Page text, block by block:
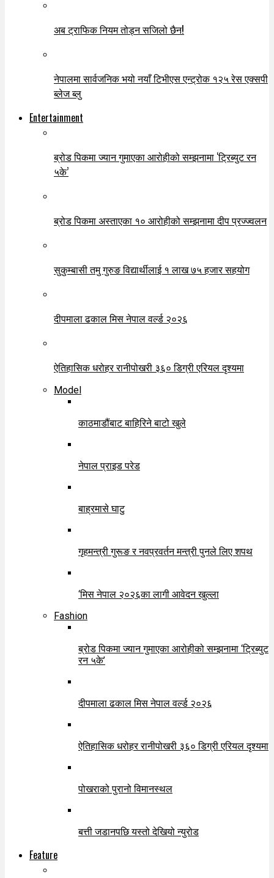
अब ट्राफिक नियम तोड्न सजिलो छैन!
नेपालमा सार्वजनिक भयो नयाँ टिभीएस एन्ट्रोक १२५ रेस एक्सपी
ब्लेज ब्लु
Entertainment
ब्रोड पिकमा ज्यान गुमाएका आरोहीको सम्झनामा ‘ट्रिब्युट रन
५के’
ब्रोड पिकमा अस्ताएका १० आरोहीको सम्झनामा दीप प्रज्ज्वलन
सुकुम्बासी तमु गुरुङ विद्यार्थीलाई १ लाख ७५ हजार सहयोग
दीपमाला ढकाल मिस नेपाल वर्ल्ड २०२६
ऐतिहासिक धरोहर रानीपोखरी ३६० डिग्री एरियल दृश्यमा
Model
काठमाडौंबाट बाहिरिने बाटो खुले
नेपाल प्राइड परेड
बाह्रमासे घाटु
गृहमन्त्री गुरूङ र नवप्रवर्तन मन्त्री पुनले लिए शपथ
‘मिस नेपाल २०२६का लागी आवेदन खुल्ला
Fashion
ब्रोड पिकमा ज्यान गुमाएका आरोहीको सम्झनामा ‘ट्रिब्युट
रन ५के’
दीपमाला ढकाल मिस नेपाल वर्ल्ड २०२६
ऐतिहासिक धरोहर रानीपोखरी ३६० डिग्री एरियल दृश्यमा
पोखराको पुरानो विमानस्थल
बत्ती जडानपछि यस्तो देखियो न्युरोड
Feature